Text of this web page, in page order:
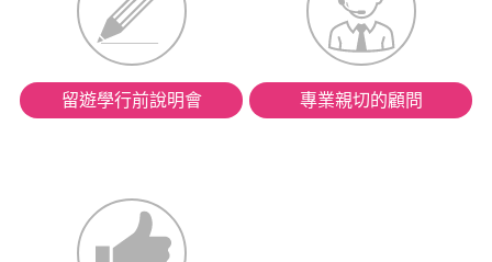
留遊學行前說明會 專業親切的顧問